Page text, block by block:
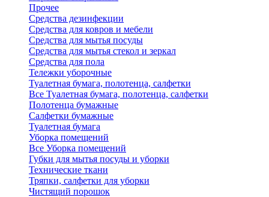
Прочее
Средства дезинфекции
Средства для ковров и мебели
Средства для мытья посуды
Средства для мытья стекол и зеркал
Средства для пола
Тележки уборочные
Туалетная бумага, полотенца, салфетки
Все Туалетная бумага, полотенца, салфетки
Полотенца бумажные
Салфетки бумажные
Туалетная бумага
Уборка помещений
Все Уборка помещений
Губки для мытья посуды и уборки
Технические ткани
Тряпки, салфетки для уборки
Чистящий порошок